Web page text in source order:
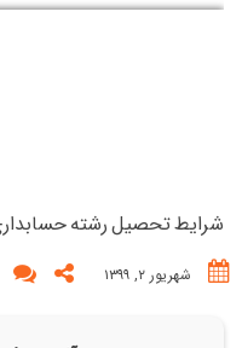
شرایط تحصیل رشته حسابداری
شهریور ۲, ۱۳۹۹